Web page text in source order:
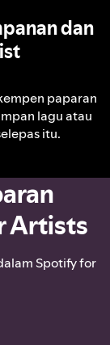
dan
paparan
lagu atau
itu.
Artists
Spotify for